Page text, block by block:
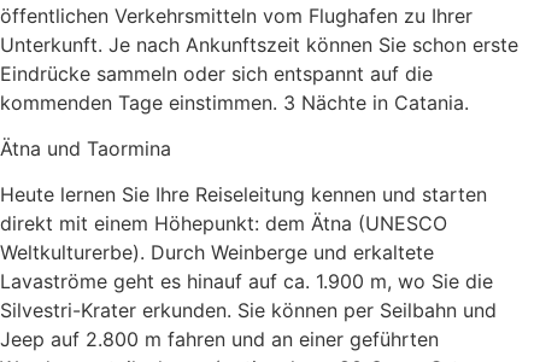
öffentlichen Verkehrsmitteln vom Flughafen zu Ihrer
Unterkunft. Je nach Ankunftszeit können Sie schon erste
Eindrücke sammeln oder sich entspannt auf die
kommenden Tage einstimmen. 3 Nächte in Catania.
Ätna und Taormina
Heute lernen Sie Ihre Reiseleitung kennen und starten
direkt mit einem Höhepunkt: dem Ätna (UNESCO
Weltkulturerbe). Durch Weinberge und erkaltete
Lavaströme geht es hinauf auf ca. 1.900 m, wo Sie die
Silvestri-Krater erkunden. Sie können per Seilbahn und
Jeep auf 2.800 m fahren und an einer geführten